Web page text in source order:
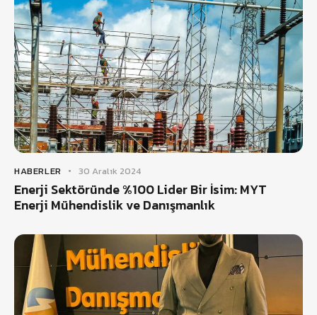
HABERLER 30 Aralık 2024
Enerji Sektöründe %100 Lider Bir İsim: MYT
Enerji Mühendislik ve Danışmanlık